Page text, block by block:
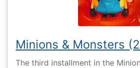
Minions & Monsters
The third installment in the